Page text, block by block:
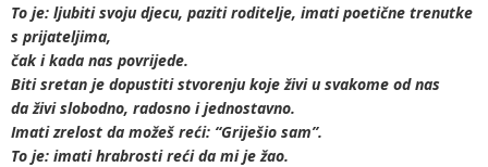
To je: ljubiti svoju djecu, paziti roditelje, imati poetične trenutke
s prijateljima,
čak i kada nas povrijede.
Biti sretan je dopustiti stvorenju koje živi u svakome od nas
da živi slobodno, radosno i jednostavno.
Imati zrelost da možeš reći: “Griješio sam”.
To je: imati hrabrosti reći da mi je žao.